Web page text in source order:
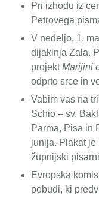
Pri izhodu iz
Petrovega
V nedeljo, 1.
dijakinja Zala.
projektMarijini
odprto srce in
Vabim vas na
Schio – sv.
Parma, Pisa in
junija. Plakat
župnijski
Evropska
pobudi, ki